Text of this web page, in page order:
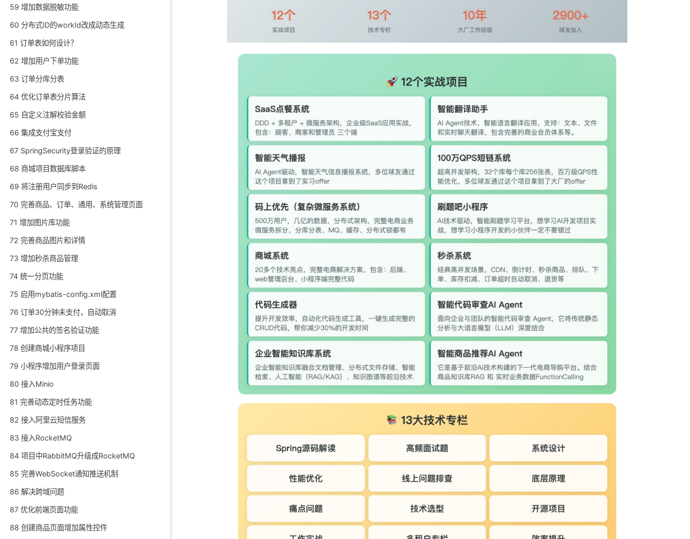
59 增加数据脱敏功能
60 分布式ID的workId改成动态生成
61 订单表如何设计？
62 增加用户下单功能
63 订单分库分表
64 优化订单表分片算法
65 自定义注解校验金额
66 集成支付宝支付
67 SpringSecurity登录验证的原理
68 商城项目数据库脚本
69 将注册用户同步到Redis
70 完善商品、订单、通用、系统管理页面
71 增加图片库功能
72 完善商品图片和详情
73 增加秒杀商品管理
74 统一分页功能
75 启用mybatis-config.xml配置
76 订单30分钟未支付，自动取消
77 增加公共的签名验证功能
78 创建商城小程序项目
79 小程序增加用户登录页面
80 接入Minio
81 完善动态定时任务功能
82 接入阿里云短信服务
83 接入RocketMQ
84 项目中RabbitMQ升级成RocketMQ
85 完善WebSocket通知推送机制
86 解决跨域问题
87 优化前端页面功能
88 创建商品页面增加属性控件